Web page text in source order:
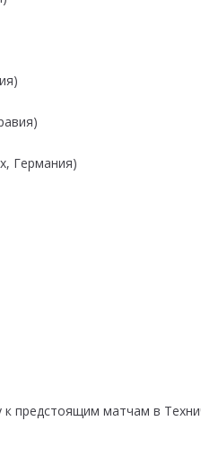
Германия)
к предстоящим матчам в